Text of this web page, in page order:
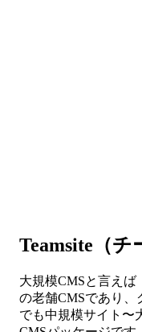
Teamsite（
大規模CMSと言えば
の老舗CMSであり、
でも中規模サイト〜